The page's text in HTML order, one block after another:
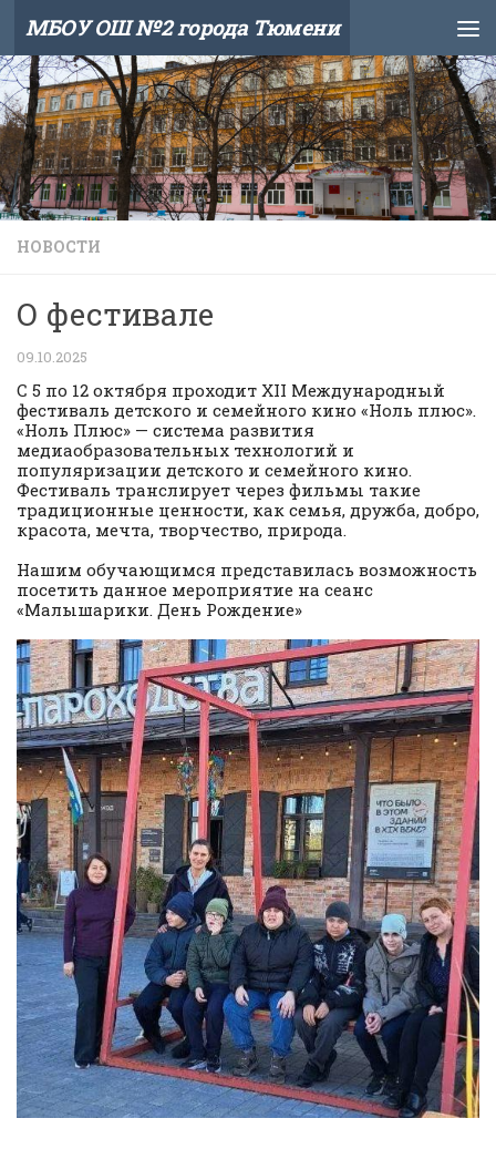
Skip to content
МБОУ ОШ №2 города Тюмени
НОВОСТИ
О фестивале
09.10.2025
С 5 по 12 октября проходит XII Международный
фестиваль детского и семейного кино «Ноль плюс».
«Ноль Плюс» — система развития
медиаобразовательных технологий и
популяризации детского и семейного кино.
Фестиваль транслирует через фильмы такие
традиционные ценности, как семья, дружба, добро,
красота, мечта, творчество, природа.
Нашим обучающимся представилась возможность
посетить данное мероприятие на сеанс
«Малышарики. День Рождение»